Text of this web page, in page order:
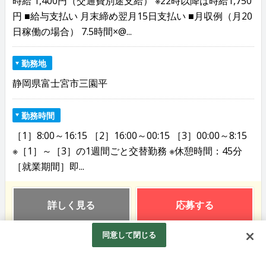
円 ■給与支払い 月末締め翌月15日支払い ■月収例（月20
日稼働の場合） 7.5時間×@...
勤務地
静岡県富士宮市三園平
勤務時間
［1］8:00～16:15 ［2］16:00～00:15 ［3］00:00～8:15
※［1］～［3］の1週間ごと交替勤務 ※休憩時間：45分
［就業期間］即...
詳しく見る 応募する
同意して閉じる